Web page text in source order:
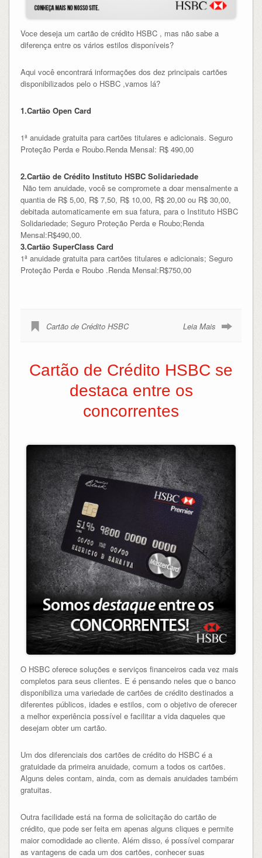
Voce deseja um cartão de crédito HSBC , mas não sabe a
diferença entre os vários estilos disponíveis?
Aqui você encontrará informações dos dez principais cartões
disponibilizados pelo o HSBC ,vamos lá?
1.Cartão Open Card
1ª anuidade gratuita para cartões titulares e adicionais. Seguro
Proteção Perda e Roubo.Renda Mensal: R$ 490,00
2.Cartão de Crédito Instituto HSBC Solidariedade
Não tem anuidade, você se compromete a doar mensalmente a
quantia de R$ 5,00, R$ 7,50, R$ 10,00, R$ 20,00 ou R$ 30,00,
debitada automaticamente em sua fatura, para o Instituto HSBC
Solidariedade; Seguro Proteção Perda e Roubo;Renda
Mensal:R$490,00.
3.Cartão SuperClass Card
1ª anuidade gratuita para cartões titulares e adicionais; Seguro
Proteção Perda e Roubo .Renda Mensal:R$750,00
Cartão de Crédito HSBC Leia Mais
Cartão de Crédito HSBC se
destaca entre os
concorrentes
O HSBC oferece soluções e serviços financeiros cada vez mais
completos para seus clientes. E é pensando neles que o banco
disponibiliza uma variedade de cartões de crédito destinados a
diferentes públicos, idades e estilos, com o objetivo de oferecer
a melhor experiência possível e facilitar a vida daqueles que
desejam obter um cartão.
Um dos diferenciais dos cartões de crédito do HSBC é a
gratuidade da primeira anuidade, comum a todos os cartões.
Alguns deles contam, ainda, com as demais anuidades também
gratuitas.
Outra facilidade está na forma de solicitação do cartão de
crédito, que pode ser feita em apenas alguns cliques e permite
maior comodidade ao cliente. Além disso, é possível comparar
as vantagens de cada um dos cartões, conhecer suas